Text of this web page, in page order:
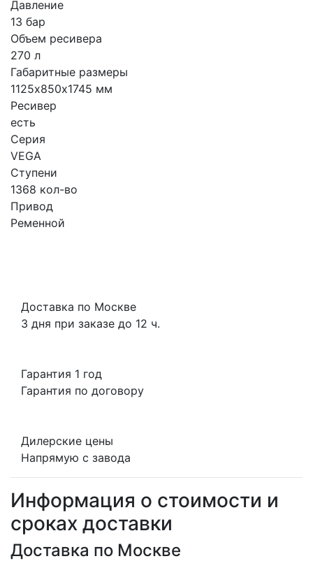
Давление
13 бар
Объем ресивера
270 л
Габаритные размеры
1125х850х1745 мм
Ресивер
есть
Серия
VEGA
Ступени
1368 кол-во
Привод
Ременной
Доставка по Москве
3 дня при заказе до 12 ч.
Гарантия 1 год
Гарантия по договору
Дилерские цены
Напрямую с завода
Информация о стоимости и
сроках доставки
Доставка по Москве